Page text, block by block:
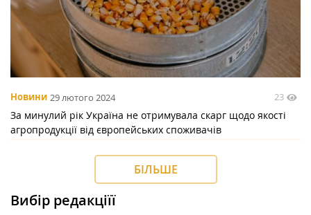
Новини 29 лютого 2024 23
За минулий рік Україна не отримувала скарг щодо якості
агропродукції від європейських споживачів
БІЛЬШЕ
Вибір редакціїї